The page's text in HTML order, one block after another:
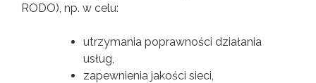
RODO), np. w celu:
utrzymania poprawności działania
usług,
zapewnienia jakości sieci,